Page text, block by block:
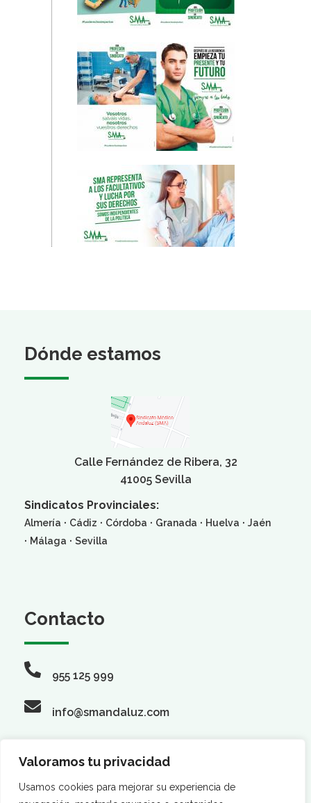
Valoramos tu privacidad
Usamos cookies para mejorar su experiencia de
Dónde estamos
Calle Fernández de Ribera, 32
41005 Sevilla
Sindicatos Provinciales:
Almería · Cádiz · Córdoba · Granada · Huelva · Jaén
· Málaga · Sevilla
Contacto
955 125 999
info@smandaluz.com
Síguenos